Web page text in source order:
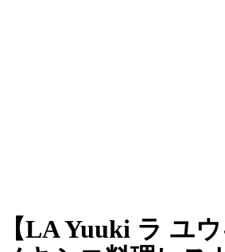
【LA Yuuki ラ ユ